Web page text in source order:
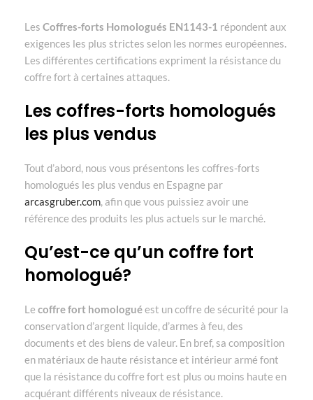
Les Coffres-forts Homologués EN1143-1 répondent aux
exigences les plus strictes selon les normes européennes.
Les différentes certifications expriment la résistance du
coffre fort à certaines attaques.
Les coffres-forts homologués
les plus vendus
Tout d’abord, nous vous présentons les coffres-forts
homologués les plus vendus en Espagne par
arcasgruber.com, afin que vous puissiez avoir une
référence des produits les plus actuels sur le marché.
Qu’est-ce qu’un coffre fort
homologué?
Le coffre fort homologuéest un coffre de sécurité pour la
conservation d’argent liquide, d’armes à feu, des
documents et des biens de valeur. En bref, sa composition
en matériaux de haute résistance et intérieur armé font
que la résistance du coffre fort est plus ou moins haute en
acquérant différents niveaux de résistance.